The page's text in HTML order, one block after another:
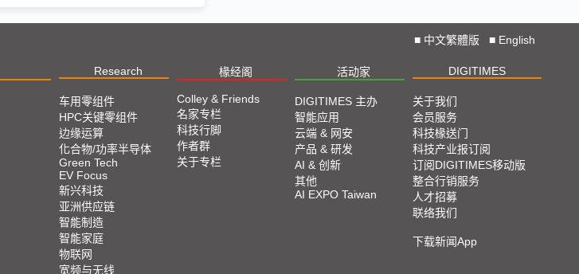
■ 中文繁體版 ■ English
Research 椽经阁 活动家 DIGITIMES
车用零组件
HPC关键零组件
边缘运算
化合物/功率半导体
Green Tech
EV Focus
新兴科技
亚洲供应链
智能制造
智能家庭
物联网
宽频与无线
Colley & Friends
名家专栏
科技行脚
作者群
关于专栏
DIGITIMES 主办
智能应用
云端 & 网安
产品 & 研发
AI & 创新
其他
AI EXPO Taiwan
关于我们
会员服务
科技椽送门
科技产业报订阅
订阅DIGITIMES移动版
整合行销服务
人才招募
联络我们
下载新闻App